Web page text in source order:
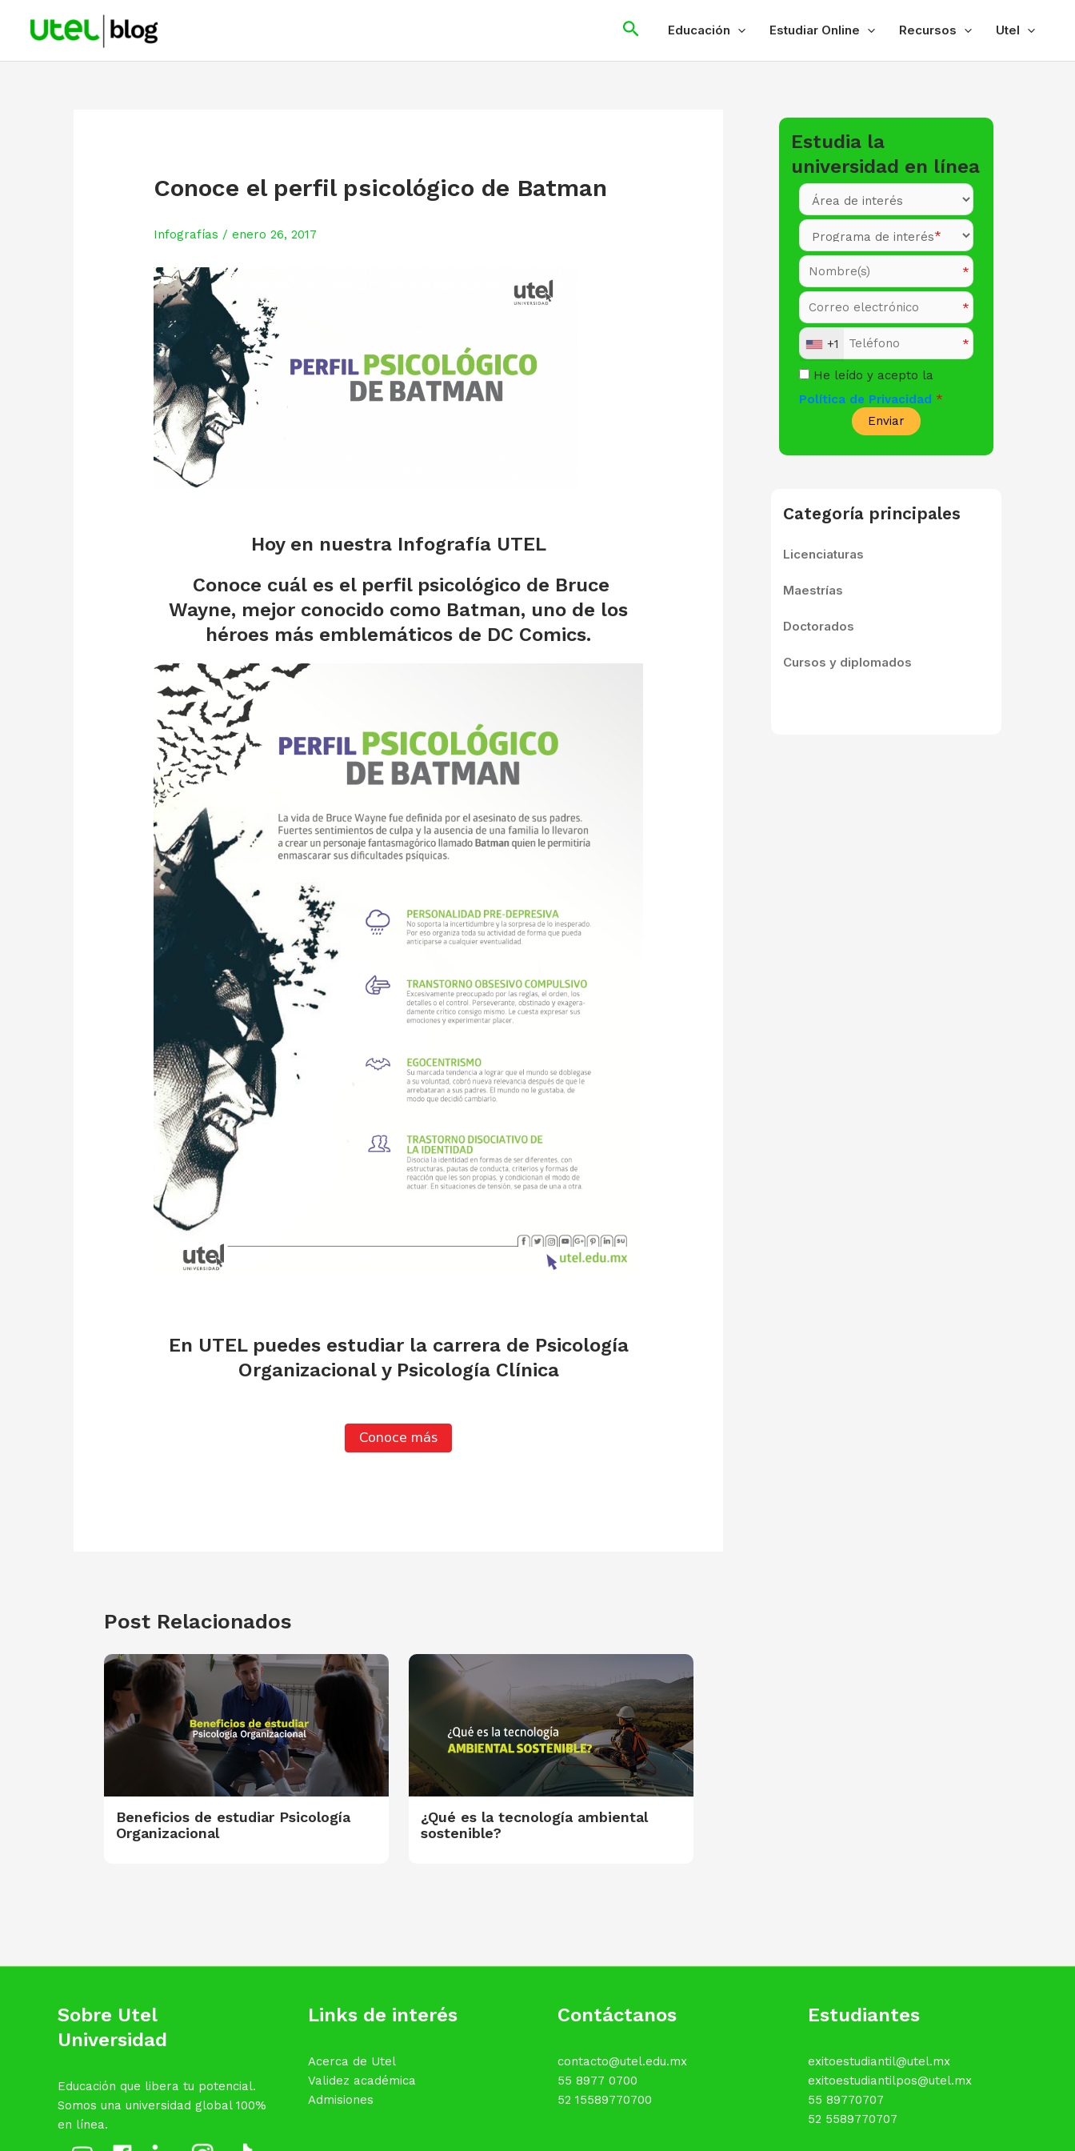
SearchEducación Estudiar Online Recursos Utel
Conoce el perfil psicológico de Batman
Infografías /enero 26, 2017
Hoy en nuestra ‪‎Infografía UTEL
Conoce cuál es el perfil psicológico de Bruce
Wayne, mejor conocido como Batman, uno de los
héroes más emblemáticos de DC Comics.
En UTEL puedes estudiar la carrera de Psicología
Organizacional y Psicología Clínica
Post Relacionados
Beneficios de estudiar Psicología
Organizacional
¿Qué es la tecnología ambiental
sostenible?
Estudia la
universidad en línea
+1
He leído y acepto la
Política de Privacidad
Enviar
Categoría principales
Licenciaturas
Maestrías
Doctorados
Cursos y diplomados
Sobre Utel
Universidad
Educación que libera tu potencial.
Somos una universidad global 100%
en línea.
Links de interés
Acerca de Utel
Validez académica
Admisiones
Contáctanos
contacto@utel.edu.mx
55 8977 0700
52 15589770700
Estudiantes
exitoestudiantil@utel.mx
exitoestudiantilpos@utel.mx
55 89770707
52 5589770707